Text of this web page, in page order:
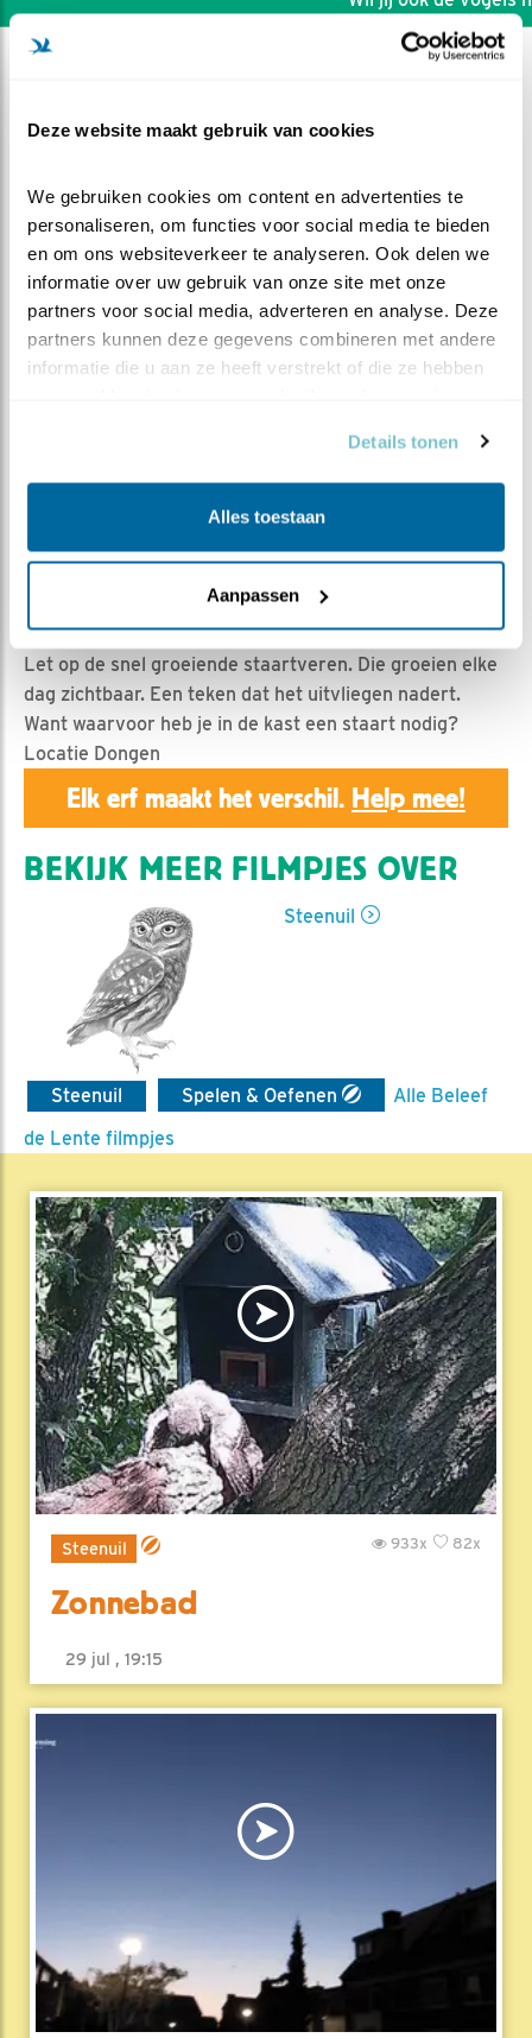
Deze website maakt gebruik van cookies
We gebruiken cookies om content en advertenties te
personaliseren, om functies voor social media te bieden
en om ons websiteverkeer te analyseren. Ook delen we
informatie over uw gebruik van onze site met onze
partners voor social media, adverteren en analyse. Deze
partners kunnen deze gegevens combineren met andere
informatie die u aan ze heeft verstrekt of die ze hebben
Details tonen
Alles toestaan
Aanpassen
Door oefening sterk (Do)
|
Bewaar dit filmpje|
1531x
Kijken, strekken, graven en muisvliegen. De kuikens
oefenen flink in de relatief kleiner wordende nestkast.
Let op de snel groeiende staartveren. Die groeien elke
dag zichtbaar. Een teken dat het uitvliegen nadert.
Want waarvoor heb je in de kast een staart nodig?
Locatie Dongen
Elk erf maakt het verschil. Help mee!
BEKIJK MEER FILMPJES OVER
Steenuil
Steenuil Spelen & Oefenen
Alle Beleef
de Lente filmpjes
Steenuil 82x
933x
Zonnebad
29 jul , 19:15